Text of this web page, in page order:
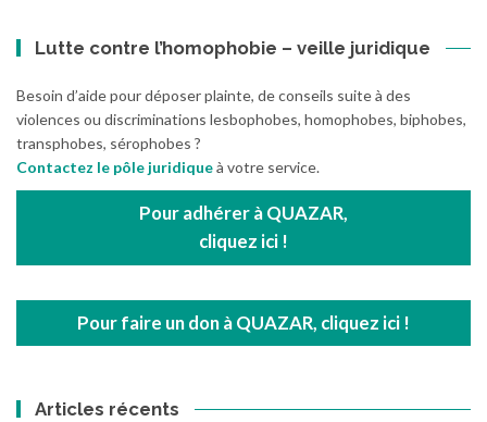
Lutte contre l’homophobie – veille juridique
Besoin d’aide pour déposer plainte, de conseils suite à des
violences ou discriminations lesbophobes, homophobes, biphobes,
transphobes, sérophobes ?
Contactez le pôle juridiqueà votre service.
Pour adhérer à QUAZAR,
cliquez ici !
Pour faire un don à QUAZAR, cliquez ici !
Articles récents